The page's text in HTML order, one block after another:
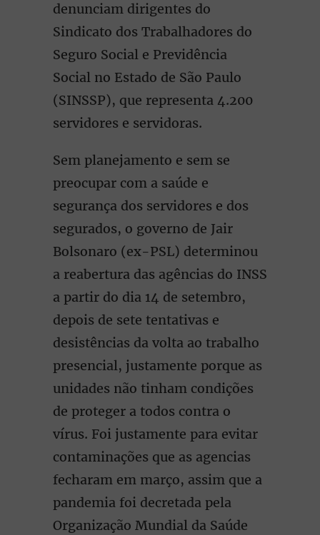
denunciam dirigentes do
Sindicato dos Trabalhadores do
Seguro Social e Previdência
Social no Estado de São Paulo
(SINSSP), que representa 4.200
servidores e servidoras.
Sem planejamento e sem se
preocupar com a saúde e
segurança dos servidores e dos
segurados, o governo de Jair
Bolsonaro (ex-PSL) determinou
a reabertura das agências do INSS
a partir do dia 14 de setembro,
depois de sete tentativas e
desistências da volta ao trabalho
presencial, justamente porque as
unidades não tinham condições
de proteger a todos contra o
vírus. Foi justamente para evitar
contaminações que as agencias
fecharam em março, assim que a
pandemia foi decretada pela
Organização Mundial da Saúde